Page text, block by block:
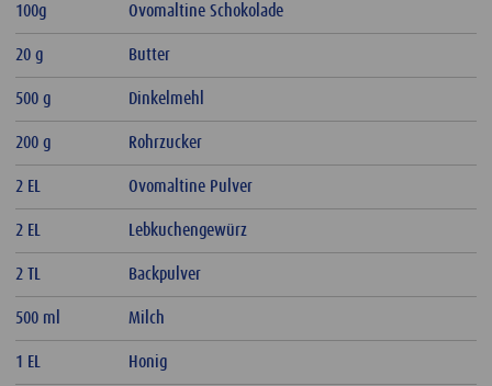
100g Ovomaltine Schokolade
20 g Butter
500 g Dinkelmehl
200 g Rohrzucker
2 EL Ovomaltine Pulver
2 EL Lebkuchengewürz
2 TL Backpulver
500 ml Milch
1 EL Honig